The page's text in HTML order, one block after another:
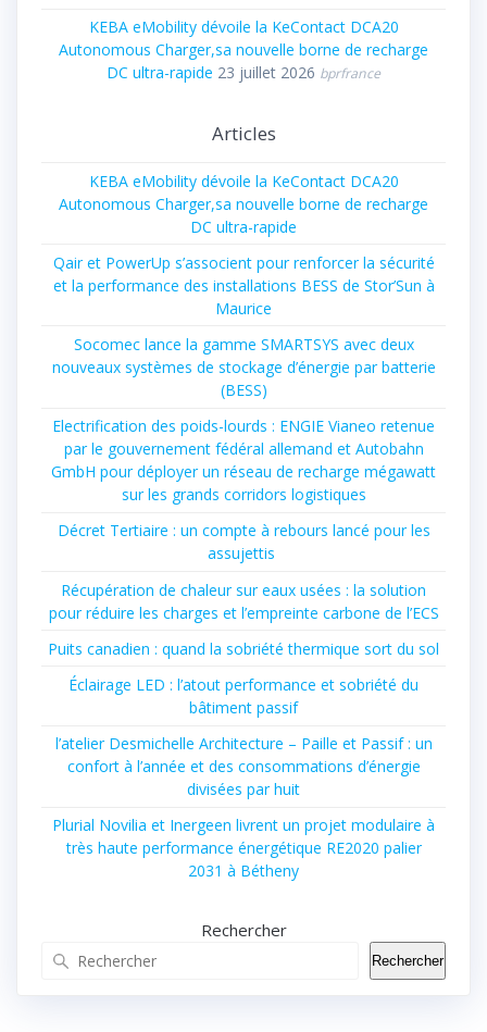
KEBA eMobility dévoile la KeContact DCA20
Autonomous Charger,sa nouvelle borne de recharge
DC ultra-rapide 23 juillet 2026 bprfrance
Articles
KEBA eMobility dévoile la KeContact DCA20
Autonomous Charger,sa nouvelle borne de recharge
DC ultra-rapide
Qair et PowerUp s’associent pour renforcer la sécurité
et la performance des installations BESS de Stor’Sun à
Maurice
Socomec lance la gamme SMARTSYS avec deux
nouveaux systèmes de stockage d’énergie par batterie
(BESS)
Electrification des poids-lourds : ENGIE Vianeo retenue
par le gouvernement fédéral allemand et Autobahn
GmbH pour déployer un réseau de recharge mégawatt
sur les grands corridors logistiques
Décret Tertiaire : un compte à rebours lancé pour les
assujettis
Récupération de chaleur sur eaux usées : la solution
pour réduire les charges et l’empreinte carbone de l’ECS
Puits canadien : quand la sobriété thermique sort du sol
Éclairage LED : l’atout performance et sobriété du
bâtiment passif
l’atelier Desmichelle Architecture – Paille et Passif : un
confort à l’année et des consommations d’énergie
divisées par huit
Plurial Novilia et Inergeen livrent un projet modulaire à
très haute performance énergétique RE2020 palier
2031 à Bétheny
Rechercher
Rechercher